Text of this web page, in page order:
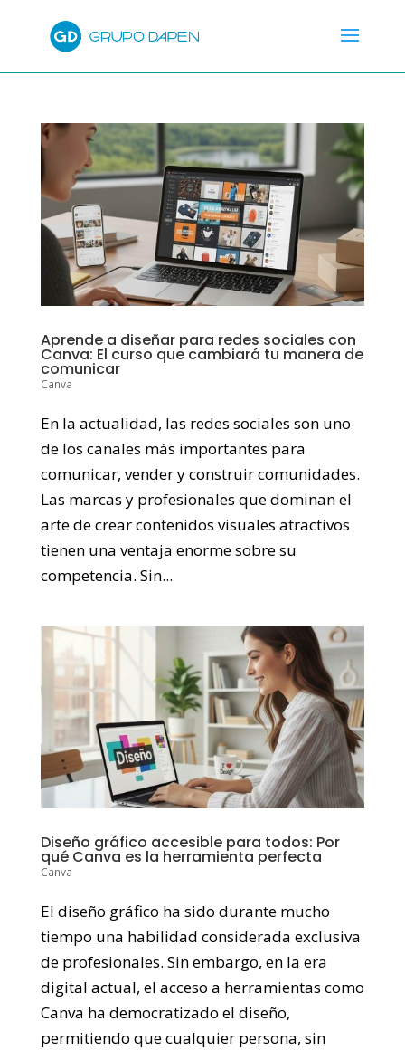
Aprende a diseñar para redes sociales con
Canva: El curso que cambiará tu manera de
comunicar
Canva
En la actualidad, las redes sociales son uno
de los canales más importantes para
comunicar, vender y construir comunidades.
Las marcas y profesionales que dominan el
arte de crear contenidos visuales atractivos
tienen una ventaja enorme sobre su
competencia. Sin...
Diseño gráfico accesible para todos: Por
qué Canva es la herramienta perfecta
Canva
El diseño gráfico ha sido durante mucho
tiempo una habilidad considerada exclusiva
de profesionales. Sin embargo, en la era
digital actual, el acceso a herramientas como
Canva ha democratizado el diseño,
permitiendo que cualquier persona, sin